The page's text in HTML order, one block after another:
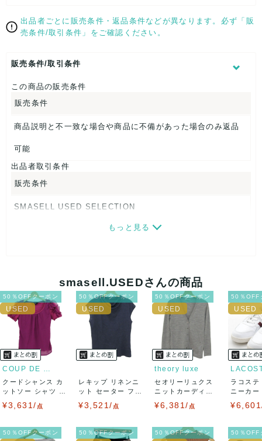
[状態追記]部分的なスレ・キズ有り、ファスナーが固めです
表記サイズ：22.5
ヒール高：約7cm
アウトソール全長：約24cm
【 商品札 】
なし
出品者ごとに販売条件・返品条件などが異なります。必ず「販
売条件/取引条件」をご確認ください。
販売条件/取引条件
この商品の販売条件
販売条件
商品説明と不一致な場合や商品に不備があった場合のみ返品
可能
出品者取引条件
販売条件
SMASELL USED SELECTION
画像ダウンロードなので、転売にも最適♪
ネコポスの場合は日時指定ができませんので、ご了承下さい
ませ。
USED品に関しましては、見る方によって状態の価値観が異な
りますので、トラブルを避けるため、神経質な方や完璧な商
品を求められる方は御購入をお控えください。
また商品には細心の注意をはらっておりますが、何かござい
ましたら、レビュー記載前に必ずコメント欄よりご連絡お願
もっと見る
smasell.USEDさんの商品
50％OFFクーポン
COUP DE CHANCE
クードシャンス カ
ットソー シャツ 半
¥3,631/ 点
50％OFFクーポン
レキップ リネンニ
ット セーター フレ
¥3,521/ 点
50％OFFクーポン
theory luxe
セオリーリュクス
ニットカーディガ
¥6,381/ 点
50％OFF
ラコステ
ニーカ
50％OFFクーポン 50％OFFクーポン 50％OFFクーポン 50％OFF